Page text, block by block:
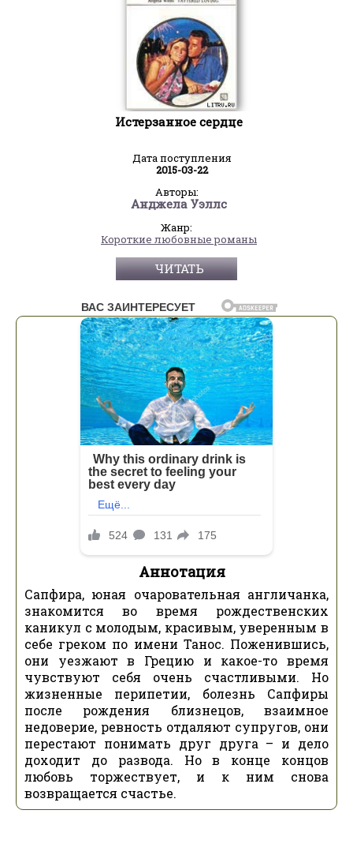
Истерзанное сердце
Дата поступления
2015-03-22
Авторы:
Анджела Уэллс
Жанр:
Короткие любовные романы
ЧИТАТЬ
Аннотация
Сапфира, юная очаровательная англичанка,
знакомится во время рождественских
каникул с молодым, красивым, уверенным в
себе греком по имени Танос. Поженившись,
они уезжают в Грецию и какое-то время
чувствуют себя очень счастливыми. Но
жизненные перипетии, болезнь Сапфиры
после рождения близнецов, взаимное
недоверие, ревность отдаляют супругов, они
перестают понимать друг друга – и дело
доходит до развода. Но в конце концов
любовь торжествует, и к ним снова
возвращается счастье.